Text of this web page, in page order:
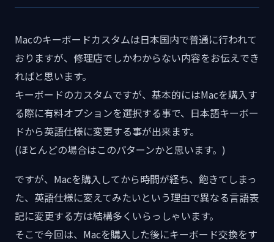
Macのキーボードカスタムは日本国内で普通に行われて
おりますが、修理店でしかわからない内容をお伝えでき
ればと思います。
キーボードのカスタムですが、基本的にはMacを購入す
る際に有料オプションを選択する事で、日本語キーボー
ドから英語仕様に変更する事が出来ます。
(ほとんどの場合はこのパターンかと思います。)
ですが、Macを購入してから時間が経ち、飽きてしまっ
た、英語仕様に変えてみたいという理由で異なる言語表
記に変更する方は結構多くいらっしゃいます。
そこで今回は、Macを購入した後にキーボード交換をす